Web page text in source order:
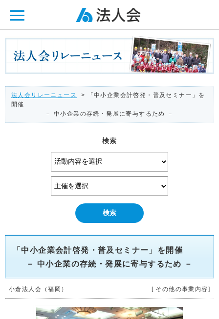
法人会リレーニュース
> 「中小企業会計啓発・普及セミナー」を
開催
－ 中小企業の存続・発展に寄与するため －
検索
「中小企業会計啓発・普及セミナー」を開催
－ 中小企業の存続・発展に寄与するため －
小倉法人会（福岡） [ その他の事業内容]